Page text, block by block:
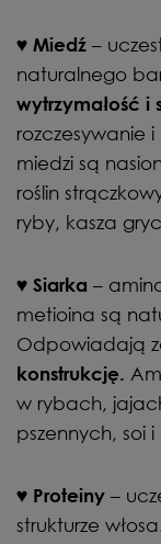
♥ Miedź –
naturalnego
wytrzymałość i
rozczesywanie
miedzi są
roślin
ryby, kasza
♥ Siarka –
metioina są
Odpowiadają
konstrukcję.
w rybach,
pszennych, soi
♥ Proteiny –
strukturze